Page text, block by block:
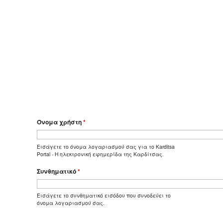
Όνομα χρήστη*
Εισάγετε το όνομα λογαριασμού σας για το Karditsa
Portal - Η ηλεκτρονική εφημερίδα της Καρδίτσας.
Συνθηματικό*
Εισάγετε το συνθηματικό εισόδου που συνοδεύει το
όνομα λογαριασμού σας.